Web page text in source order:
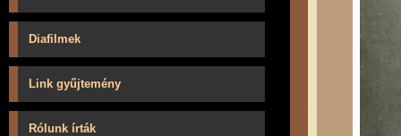
Diafilmek
Link gyűjtemény
Rólunk írták